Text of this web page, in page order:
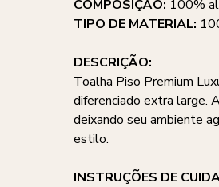
COMPOSIÇÃO: 100%
TIPO DE MATERIAL:
DESCRIÇÃO:
Toalha Piso Premium
diferenciado extra large.
deixando seu ambiente
estilo.
INSTRUÇÕES DE